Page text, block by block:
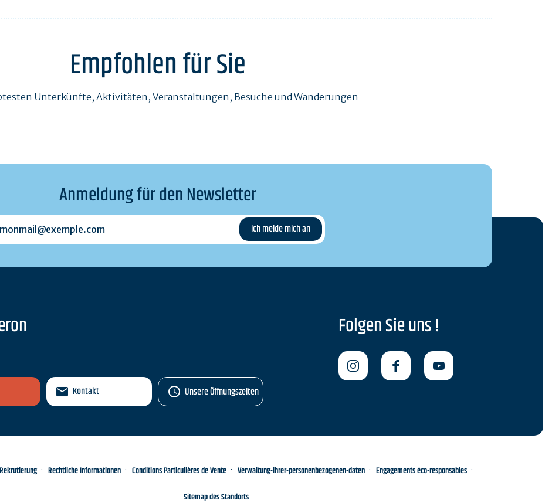
Empfohlen für Sie
Unterkünfte, Aktivitäten, Veranstaltungen, Besuche und Wanderungen
Anmeldung für den Newsletter
Kontakt Unsere Öffnungszeiten
Folgen Sie uns !
Rekrutierung Rechtliche Informationen Conditions Particulières de Vente Verwaltung-ihrer-personenbezogenen-daten Engagements éco-responsables
Sitemap des Standorts